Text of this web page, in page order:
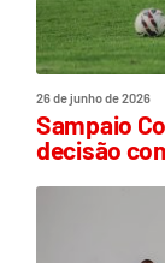
26 de junho de 2026
Sampaio
decisão